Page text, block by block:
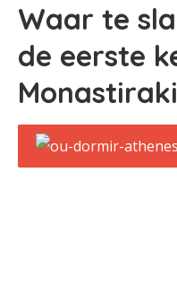
Waar te
de eerste